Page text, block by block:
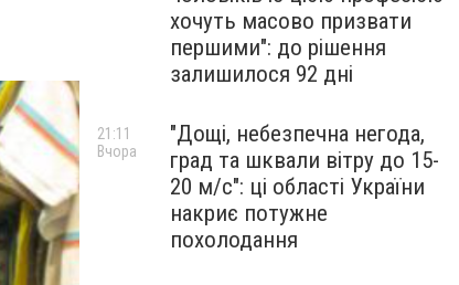
хочуть масово призвати
першими": до рішення
залишилося 92 дні
"Дощі, небезпечна негода,
град та шквали вітру до 15-
20 м/с": ці області України
накриє потужне
похолодання
21:11
Вчора